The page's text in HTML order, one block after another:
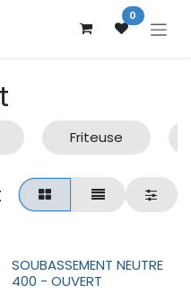
0
Friteuse
SOUBASSEMENT NEUTRE
400 - OUVERT